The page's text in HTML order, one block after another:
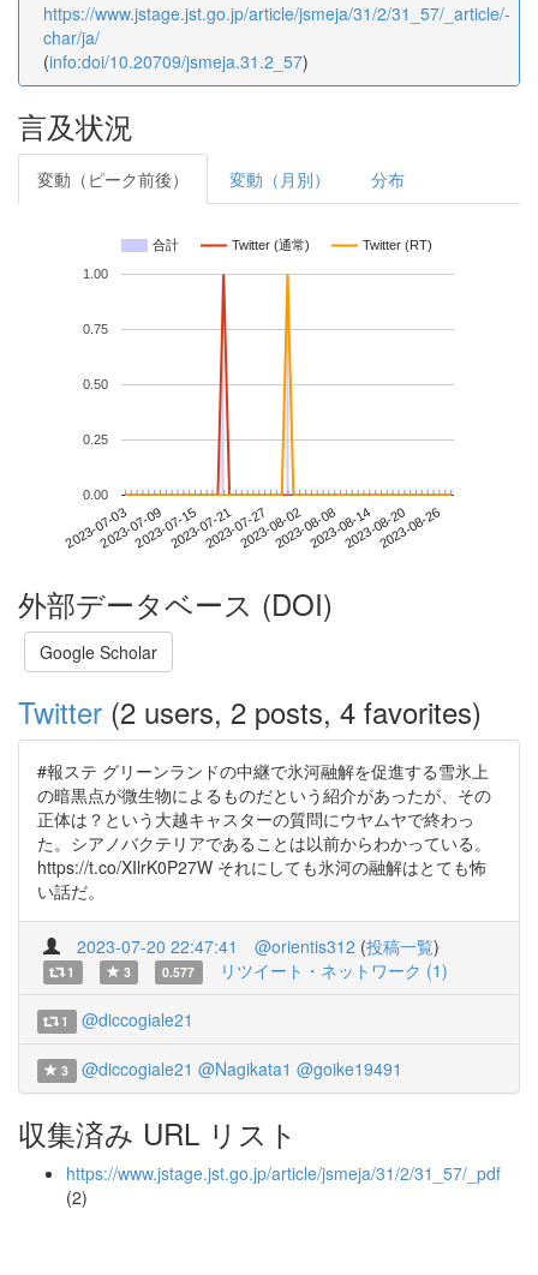
https://www.jstage.jst.go.jp/article/jsmeja/31/2/31_57/_article/-
char/ja/
(info:doi/10.20709/jsmeja.31.2_57)
言及状況
変動（ピーク前後） 変動（月別） 分布
合計 Twitter (通常) Twitter (RT)
2023-07-032023-07-092023-07-152023-07-212023-07-272023-08-022023-08-082023-08-142023-08-202023-08-26
0.00
0.25
0.50
0.75
1.00
外部データベース (DOI)
Google Scholar
Twitter (2 users, 2 posts, 4 favorites)
#報ステ グリーンランドの中継で氷河融解を促進する雪氷上
の暗黒点が微生物によるものだという紹介があったが、その
正体は？という大越キャスターの質問にウヤムヤで終わっ
た。シアノバクテリアであることは以前からわかっている。
https://t.co/XIlrK0P27W それにしても氷河の融解はとても怖
い話だ。
2023-07-20 22:47:41 @orientis312 (投稿一覧)
1 3 0.577 リツイート・ネットワーク (1)
1 @diccogiale21
3 @diccogiale21 @Nagikata1 @goike19491
収集済み URL リスト
https://www.jstage.jst.go.jp/article/jsmeja/31/2/31_57/_pdf
(2)